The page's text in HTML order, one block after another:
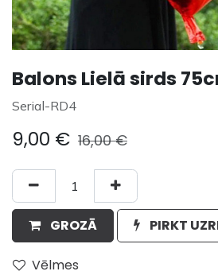
Balons Lielā sirds
Serial-RD4
9,00 € 16,00€
GROZĀ PIRKT
Vēlmes